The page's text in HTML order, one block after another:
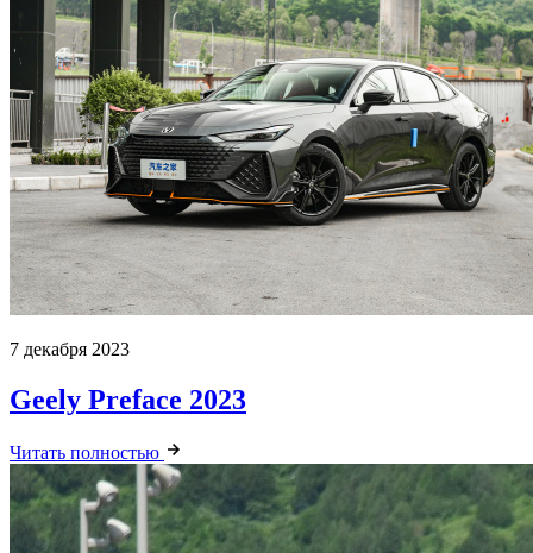
7 декабря 2023
Geely Preface 2023
Читать полностью